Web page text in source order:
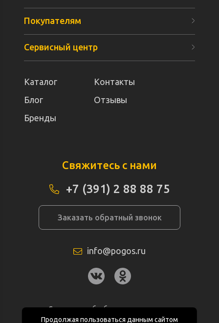
Продолжая пользоваться данным сайтом
Покупателям
Сервисный центр
Каталог
Контакты
Блог
Отзывы
Бренды
Свяжитесь с нами
+7 (391) 2 88 88 75
Заказать обратный звонок
info@pogos.ru
Согласие на обработку персональных
данных